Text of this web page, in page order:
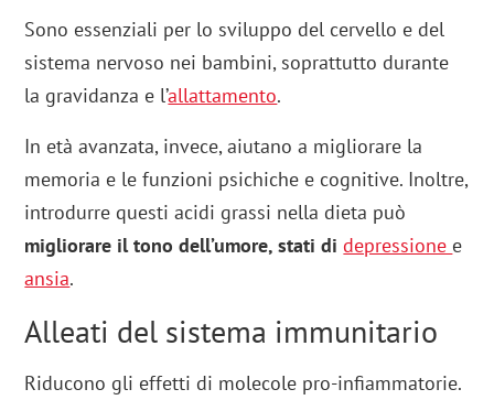
Sono essenziali per lo sviluppo del cervello e del
sistema nervoso nei bambini, soprattutto durante
la gravidanza e l’allattamento.
In età avanzata, invece, aiutano a migliorare la
memoria e le funzioni psichiche e cognitive. Inoltre,
introdurre questi acidi grassi nella dieta può
migliorare il tono dell’umore, stati didepressione e
ansia.
Alleati del sistema immunitario
Riducono gli effetti di molecole pro-infiammatorie.